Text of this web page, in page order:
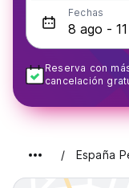
Fechas
Reserva con
cancelación
España